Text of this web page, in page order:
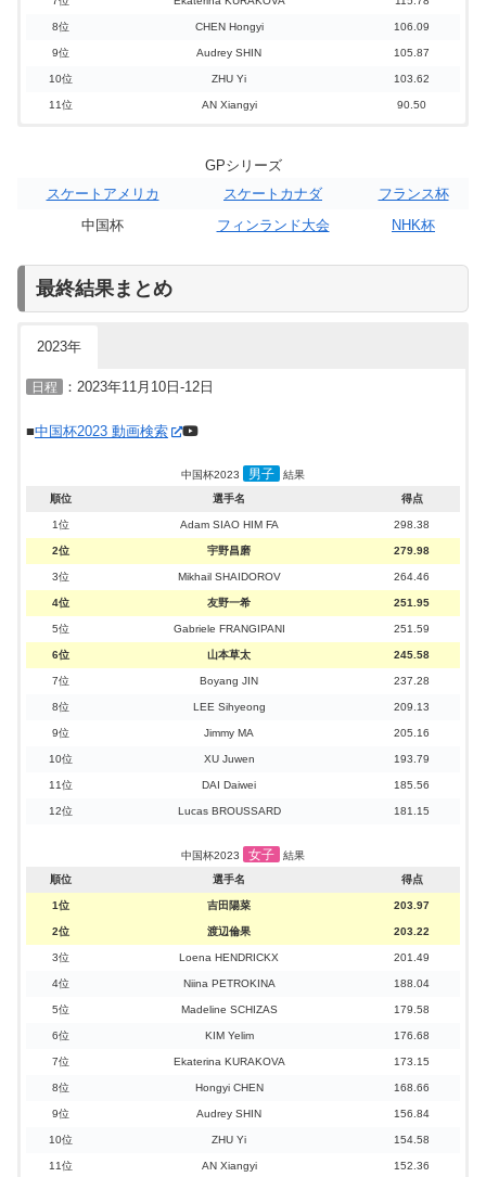
8位 KIM Yelim 59.56
9位 Ekaterina KURAKOVA 57.37
10位 Audrey SHIN 50.97
11位 ZHU Yi 50.96
8位 CHEN Hongyi 106.09
9位 Audrey SHIN 105.87
10位 ZHU Yi 103.62
11位 AN Xiangyi 90.50
GPシリーズ
スケートアメリカ
スケートカナダ
フランス杯
中国杯
フィンランド大会 NHK杯
最終結果まとめ
2023年
日程 ：2023年11月10日-12日
■中国杯2023 動画検索
中国杯2023 男子
結果
順位
選手名 得点
1位 Adam SIAO HIM FA 298.38
2位 宇野昌磨 279.98
3位 Mikhail SHAIDOROV 264.46
4位 友野一希 251.95
5位 Gabriele FRANGIPANI 251.59
6位 山本草太 245.58
7位 Boyang JIN 237.28
8位 LEE Sihyeong 209.13
9位 Jimmy MA 205.16
10位 XU Juwen 193.79
11位 DAI Daiwei 185.56
12位 Lucas BROUSSARD 181.15
中国杯2023 女子
結果
順位
選手名 得点
1位 吉田陽菜 203.97
2位 渡辺倫果 203.22
3位 Loena HENDRICKX 201.49
4位 Niina PETROKINA 188.04
5位 Madeline SCHIZAS 179.58
6位 KIM Yelim 176.68
7位 Ekaterina KURAKOVA 173.15
8位 Hongyi CHEN 168.66
9位 Audrey SHIN 156.84
10位 ZHU Yi 154.58
11位 AN Xiangyi 152.36